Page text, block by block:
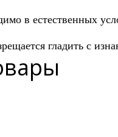
в естественных
гладить с